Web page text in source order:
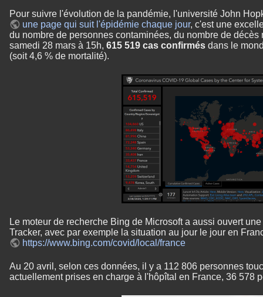
Pour suivre l'évolution de la pandémie, l'université John
une page qui suit l'épidémie chaque jour, c'est une
du nombre de personnes contaminées, du nombre de
samedi 28 mars à 15h, 615 519 cas confirmés dans le
(soit 4,6 % de mortalité).
Le moteur de recherche Bing de Microsoft a aussi ouvert
Tracker, avec par exemple la situation au jour le jour en
https://www.bing.com/covid/local/france
Au 20 avril, selon ces données, il y a 112 806 personnes
actuellement prises en charge à l'hôpîtal en France, 36 578